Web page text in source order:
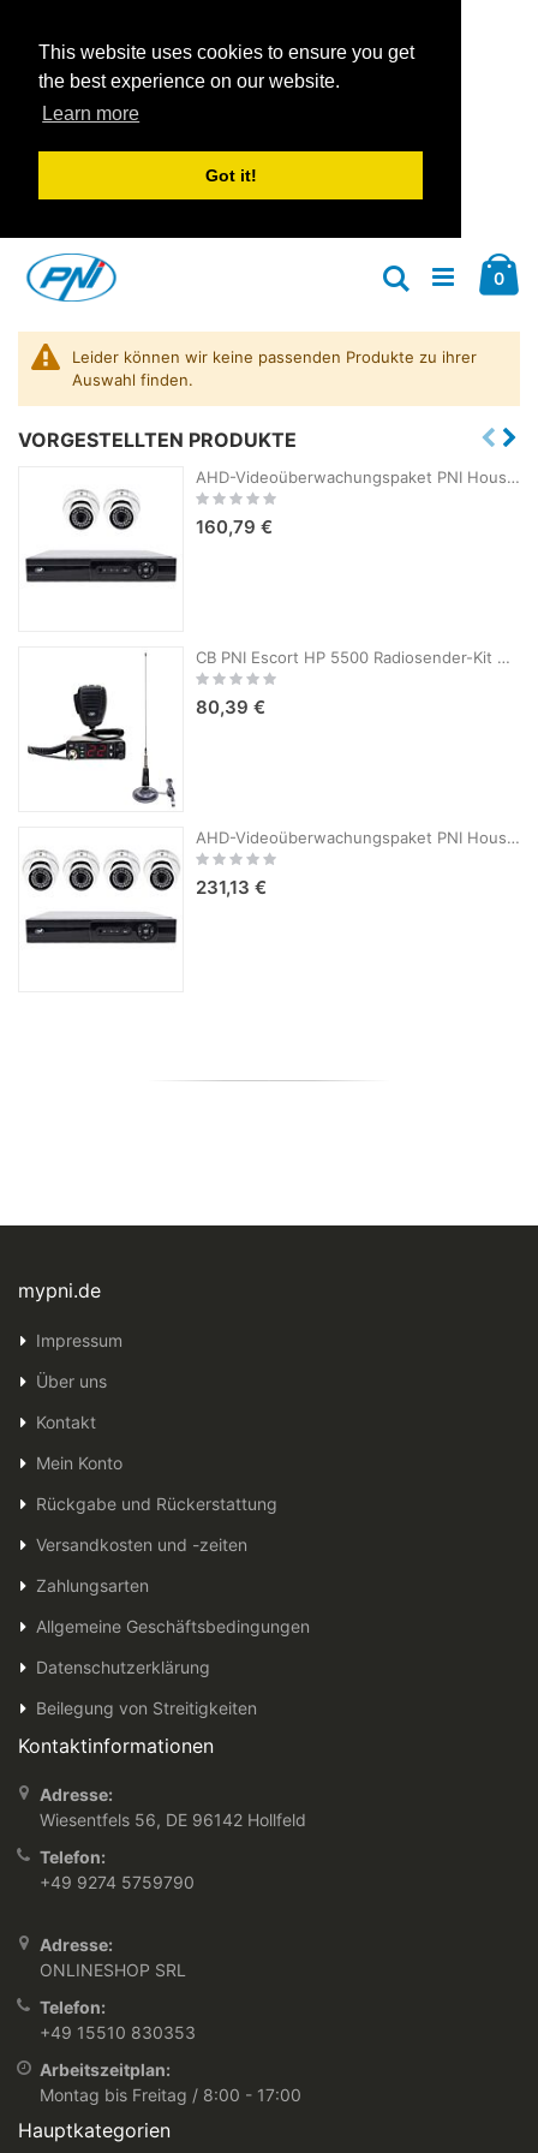
This website uses cookies to ensure you get
the best experience on our website.
Learn more
Got it!
Inhalt
springen
0
Suche
Leider können wir keine passenden Produkte zu ihrer
Auswahl finden.
VORGESTELLTEN PRODUKTE
AHD-Videoüberwachungspaket PNI House AHD880, 8 Kanäle, 5 MP – DVR/NVR und 2 Außenkameras AHD25, 5 MP, Kuppel, IP66
Rating:
160,79 €
CB PNI Escort HP 5500 Radiosender-Kit mit CB PNI LED 2000-Antenne, 90 cm, 500 W, leuchtet während der Übertragung, Magnetfuß im Lieferumfang enthalten
Rating:
80,39 €
AHD-Videoüberwachungspaket PNI House AHD880, 8 Kanäle, 5 MP – DVR/NVR und 4 Außenkameras AHD25, 5 MP, Kuppel, IP66
Rating:
231,13 €
mypni.de
Impressum
Über uns
Kontakt
Mein Konto
Rückgabe und Rückerstattung
Versandkosten und -zeiten
Zahlungsarten
Allgemeine Geschäftsbedingungen
Datenschutzerklärung
Beilegung von Streitigkeiten
Kontaktinformationen
Adresse:
Wiesentfels 56, DE 96142 Hollfeld
Telefon:
+49 9274 5759790
Adresse:
ONLINESHOP SRL
Telefon:
+49 15510 830353
Arbeitszeitplan:
Montag bis Freitag / 8:00 - 17:00
Hauptkategorien